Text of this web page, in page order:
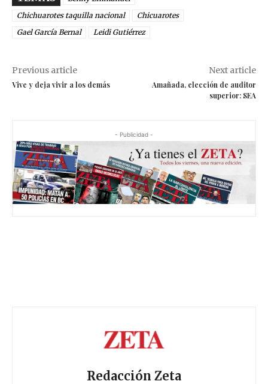
Chichuarotes taquilla nacional
Chicuarotes
Gael García Bernal
Leidi Gutiérrez
Previous article
Vive y deja vivir a los demás
Next article
Amañada, elección de auditor
superior: SEA
- Publicidad -
Redacción Zeta